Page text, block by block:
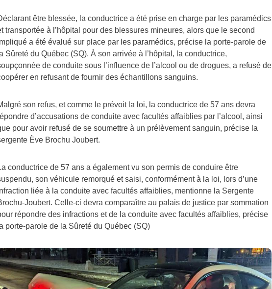
être blessée, la conductrice a été prise en charge par les paramédics
transportée à l’hôpital pour des blessures mineures, alors que le second
a été évalué sur place par les paramédics, précise la porte-parole de
Sûreté du Québec (SQ). À son arrivée à l’hôpital, la conductrice,
de conduite sous l’influence de l’alcool ou de drogues, a refusé de
en refusant de fournir des échantillons sanguins.
son refus, et comme le prévoit la loi, la conductrice de 57 ans devra
d’accusations de conduite avec facultés affaiblies par l’alcool, ainsi
pour avoir refusé de se soumettre à un prélèvement sanguin, précise la
Ève Brochu Joubert.
conductrice de 57 ans a également vu son permis de conduire être
son véhicule remorqué et saisi, conformément à la loi, lors d’une
liée à la conduite avec facultés affaiblies, mentionne la Sergente
Joubert. Celle-ci devra comparaître au palais de justice par sommation
répondre des infractions et de la conduite avec facultés affaiblies, précise
porte-parole de la Sûreté du Québec (SQ)